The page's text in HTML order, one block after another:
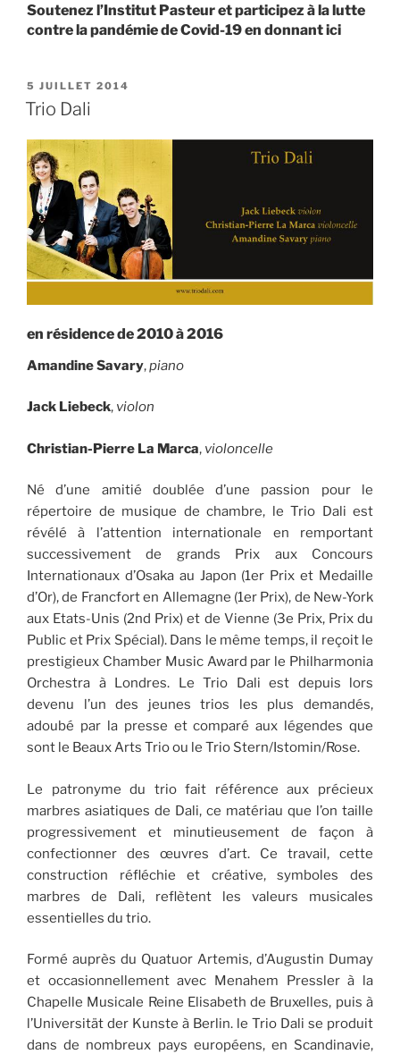
Soutenez l’Institut Pasteur et participez à la lutte
contre la pandémie de Covid-19 en donnant ici
PUBLIÉ
LE
5 JUILLET 2014
Trio Dali
en résidence de 2010 à 2016
Amandine Savary,piano
Jack Liebeck, violon
Christian-Pierre La Marca, violoncelle
Né d’une amitié doublée d’une passion pour le
répertoire de musique de chambre, le Trio Dali est
révélé à l’attention internationale en remportant
successivement de grands Prix aux Concours
Internationaux d’Osaka au Japon (1er Prix et Medaille
d’Or), de Francfort en Allemagne (1er Prix), de New-York
aux Etats-Unis (2nd Prix) et de Vienne (3e Prix, Prix du
Public et Prix Spécial). Dans le même temps, il reçoit le
prestigieux Chamber Music Award par le Philharmonia
Orchestra à Londres. Le Trio Dali est depuis lors
devenu l’un des jeunes trios les plus demandés,
adoubé par la presse et comparé aux légendes que
sont le Beaux Arts Trio ou le Trio Stern/Istomin/Rose.
Le patronyme du trio fait référence aux précieux
marbres asiatiques de Dali, ce matériau que l’on taille
progressivement et minutieusement de façon à
confectionner des œuvres d’art. Ce travail, cette
construction réfléchie et créative, symboles des
marbres de Dali, reflètent les valeurs musicales
essentielles du trio.
Formé auprès du Quatuor Artemis, d’Augustin Dumay
et occasionnellement avec Menahem Pressler à la
Chapelle Musicale Reine Elisabeth de Bruxelles, puis à
l’Universität der Kunste à Berlin. le Trio Dali se produit
dans de nombreux pays européens, en Scandinavie,